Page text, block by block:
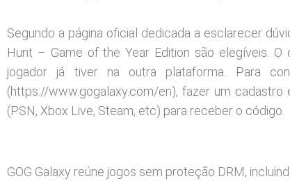
Segundo a página oficial dedicada a esclarecer
Hunt – Game of the Year Edition são elegíveis.
jogador já tiver na outra plataforma. Para
(https://www.gogalaxy.com/en), fazer um
(PSN, Xbox Live, Steam, etc) para receber o código.
GOG Galaxy reúne jogos sem proteção DRM,